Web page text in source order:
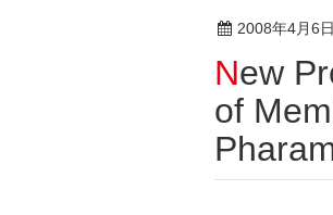
2008年4月6日
New Progress in Crystallization Technology
of